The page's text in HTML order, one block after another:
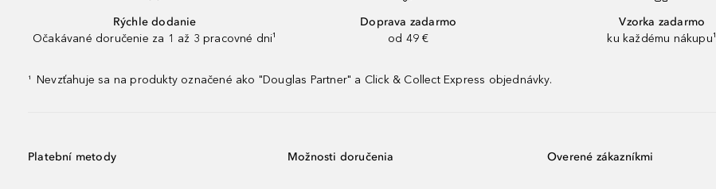
Rýchle dodanie
Očakávané doručenie za 1 až 3 pracovné dni¹
Doprava zadarmo
od 49 €
Vzorka zadarmo
ku každému nákupu¹
¹ Nevzťahuje sa na produkty označené ako "Douglas Partner" a Click & Collect Express objednávky.
Platební metody Možnosti doručenia Overené zákazníkmi